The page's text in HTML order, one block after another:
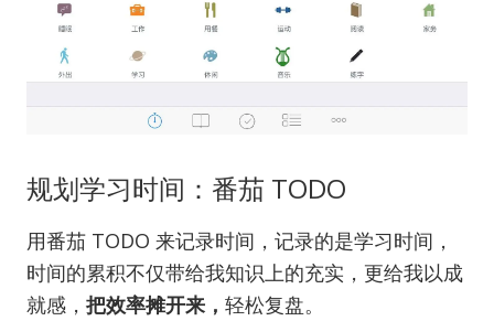
规划学习时间：番茄 TODO
用番茄 TODO 来记录时间，记录的是学习时间，
时间的累积不仅带给我知识上的充实，更给我以成
就感， 把效率摊开来， 轻松复盘。